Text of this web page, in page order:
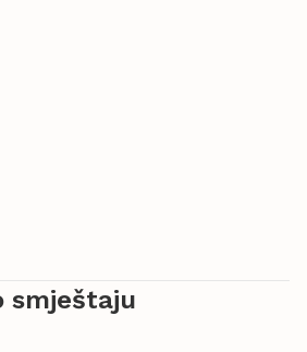
smještaju